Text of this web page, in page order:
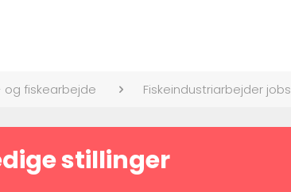
og fiskearbejde Fiskeindustriarbejder jobs
stillinger